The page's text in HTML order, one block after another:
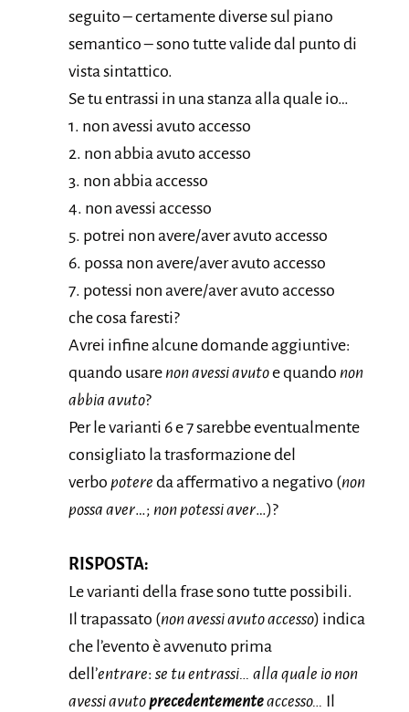
seguito – certamente diverse sul piano
semantico – sono tutte valide dal punto di
vista sintattico.
Se tu entrassi in una stanza alla quale io…
1. non avessi avuto accesso
2. non abbia avuto accesso
3. non abbia accesso
4. non avessi accesso
5. potrei non avere/aver avuto accesso
6. possa non avere/aver avuto accesso
7. potessi non avere/aver avuto accesso
che cosa faresti?
Avrei infine alcune domande aggiuntive:
quando usare non avessi avutoe quando non
abbia avuto?
Per le varianti 6 e 7 sarebbe eventualmente
consigliato la trasformazione del
verbo potere da affermativo a negativo (non
possa aver…; non potessi aver…)?
RISPOSTA:
Le varianti della frase sono tutte possibili.
Il trapassato (non avessi avuto accesso) indica
che l’evento è avvenuto prima
dell’entrare: se tu entrassi… alla quale io non
avessi avutoprecedentementeaccesso… Il